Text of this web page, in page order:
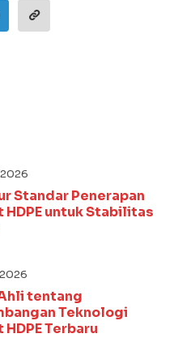
Standar Penerapan
HDPE untuk Stabilitas
tentang
Teknologi
Terbaru